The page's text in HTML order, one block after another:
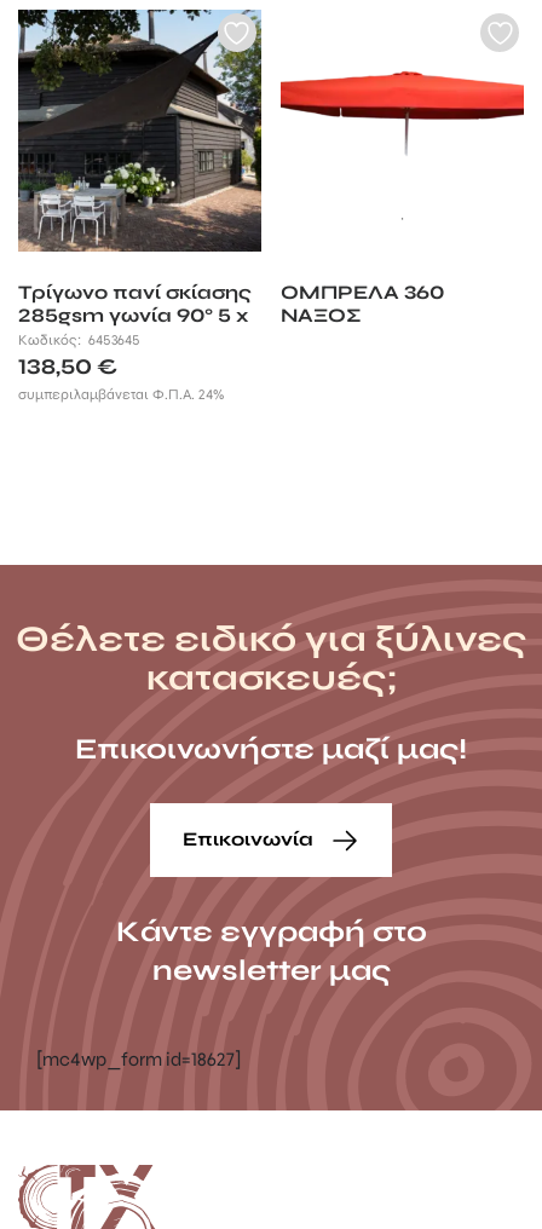
Τρίγωνο πανί σκίασης
285gsm γωνία 90° 5 x
5 x 7,1m Nesling
Κωδικός: 6453645
138,50 €
συμπεριλαμβάνεται Φ.Π.Α. 24%
ΟΜΠΡΕΛΑ 360
ΝΑΞΟΣ
Θέλετε ειδικό για ξύλινες
κατασκευές;
Επικοινωνήστε μαζί μας!
Επικοινωνία
Κάντε εγγραφή στο
newsletter μας
[mc4wp_form id=18627]